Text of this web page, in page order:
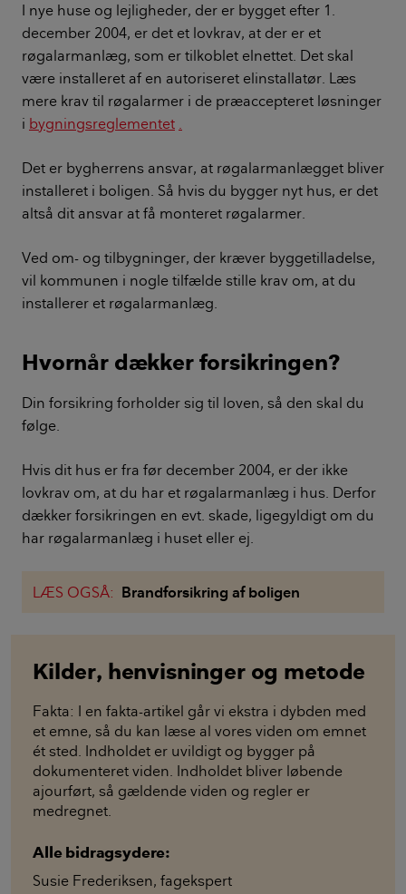
I nye huse og lejligheder, der er bygget efter 1.
december 2004, er det et lovkrav, at der er et
røgalarmanlæg, som er tilkoblet elnettet. Det skal
være installeret af en autoriseret elinstallatør. Læs
mere krav til røgalarmer i de præaccepteret løsninger
i bygningsreglementet .
Det er bygherrens ansvar, at røgalarmanlægget bliver
installeret i boligen. Så hvis du bygger nyt hus, er det
altså dit ansvar at få monteret røgalarmer.
Ved om- og tilbygninger, der kræver byggetilladelse,
vil kommunen i nogle tilfælde stille krav om, at du
installerer et røgalarmanlæg.
Hvornår dækker forsikringen?
Din forsikring forholder sig til loven, så den skal du
følge.
Hvis dit hus er fra før december 2004, er der ikke
lovkrav om, at du har et røgalarmanlæg i hus. Derfor
dækker forsikringen en evt. skade, ligegyldigt om du
har røgalarmanlæg i huset eller ej.
LÆS OGSÅ: Brandforsikring af boligen
Kilder, henvisninger og metode
Fakta: I en fakta-artikel går vi ekstra i dybden med
et emne, så du kan læse al vores viden om emnet
ét sted. Indholdet er uvildigt og bygger på
dokumenteret viden. Indholdet bliver løbende
ajourført, så gældende viden og regler er
medregnet.
Alle bidragsydere:
Susie Frederiksen, fagekspert